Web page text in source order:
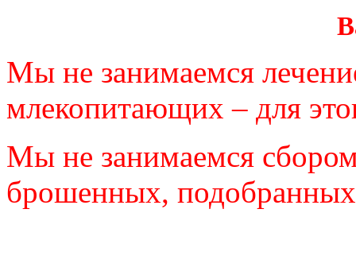
Мы не занимаемся
млекопитающих – для
Мы не занимаемся
брошенных,